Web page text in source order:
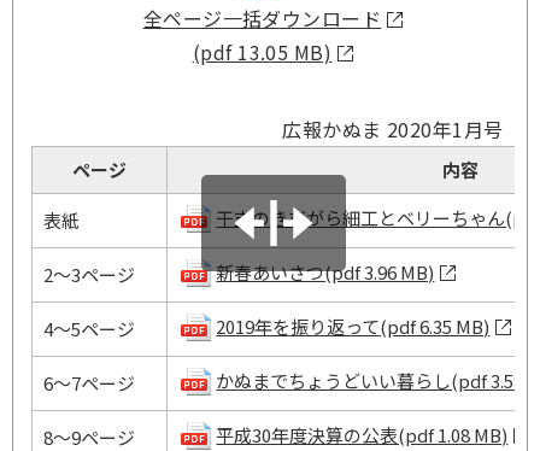
全ページ一括ダウンロード
(pdf 13.05 MB)
広報かぬま 2020年1月号
ページ
内容
表紙
干支のきびがら細工とベリーちゃん
2～3ページ 新春あいさつ(pdf 3.96 MB)
4～5ページ 2019年を振り返って(pdf 6.35 MB)
6～7ページ かぬまでちょうどいい暮らし(pdf 3.58
8～9ページ 平成30年度決算の公表(pdf 1.08 MB)